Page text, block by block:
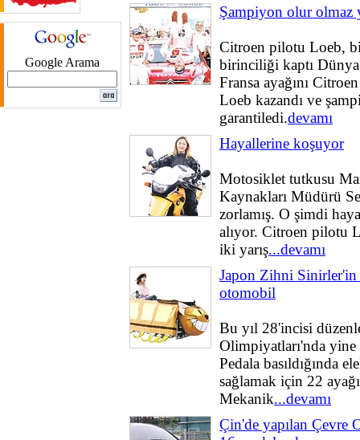
Google Arama
Şampiyon olur olmaz
Citroen pilotu Loeb,
birinciliği kaptı Dünya
Fransa ayağını
Loeb kazandı ve
garantiledi.devamı
Hayallerine koşuyor
Motosiklet tutkusu
Kaynakları Müdürü
zorlamış. O şimdi
alıyor. Citroen pilotu
iki yarış...devamı
Japon Zihni Sinirler'in
otomobil
Bu yıl 28'incisi
Olimpiyatları'nda yine
Pedala basıldığında
sağlamak için 22
Mekanik...devamı
Çin'de yapılan Çevre